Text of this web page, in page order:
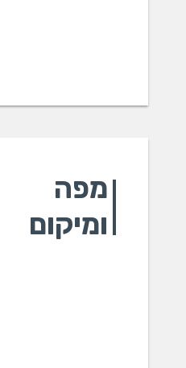
מפה
ומיקום